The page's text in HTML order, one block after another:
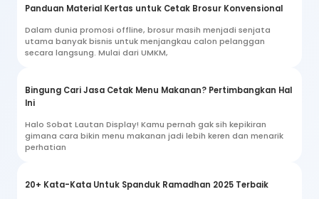
Panduan Material Kertas untuk Cetak Brosur Konvensional
Dalam dunia promosi offline, brosur masih menjadi senjata
utama banyak bisnis untuk menjangkau calon pelanggan
secara langsung. Mulai dari UMKM,
Bingung Cari Jasa Cetak Menu Makanan? Pertimbangkan Hal
Ini
Halo Sobat Lautan Display! Kamu pernah gak sih kepikiran
gimana cara bikin menu makanan jadi lebih keren dan menarik
perhatian
20+ Kata-Kata Untuk Spanduk Ramadhan 2025 Terbaik